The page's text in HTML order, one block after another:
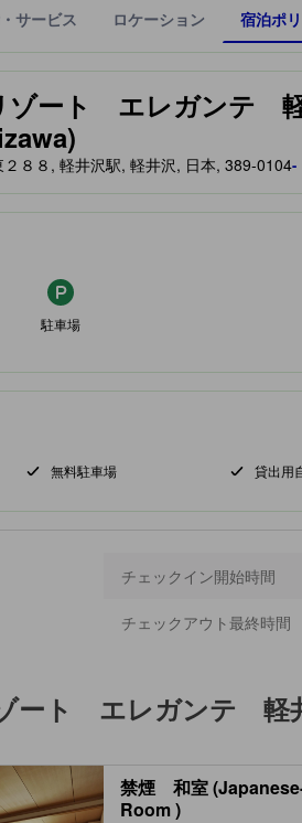
サービス ロケーション 宿泊ポ
ート エレガンテ 軽
取った情報であり、宿泊施設に備わっ
８８, 軽井沢駅, 軽井沢, 日本, 389-0104-
駐車場
無料駐車場 貸出用
チェックイン開始時間
チェックアウト最終時間
ト エレガンテ 軽
禁煙 和室
Room )